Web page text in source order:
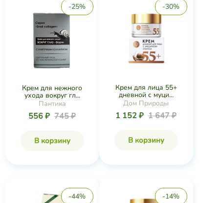
-25%
Крем для нежного
ухода вокруг гл...
Пантика
556 ₽ 745 ₽
В корзину
-30%
Крем для лица 55+
дневной с муци...
Дом Природы
1 152 ₽ 1 647 ₽
В корзину
-44% -14%